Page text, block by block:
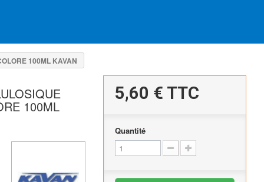
100ML KAVAN
100ML
5,60 € TTC
Quantité